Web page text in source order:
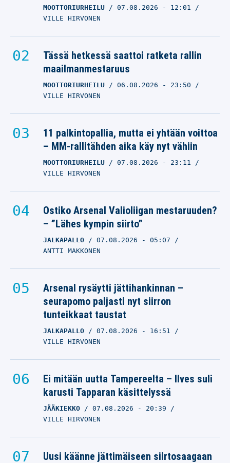
MOOTTORIURHEILU 07.08.2026 - 12:01
VILLE HIRVONEN
Tässä hetkessä saattoi ratketa rallin
maailmanmestaruus
MOOTTORIURHEILU 06.08.2026 - 23:50
VILLE HIRVONEN
11 palkintopallia, mutta ei yhtään voittoa
– MM-rallitähden aika käy nyt vähiin
MOOTTORIURHEILU 07.08.2026 - 23:11
VILLE HIRVONEN
Ostiko Arsenal Valioliigan mestaruuden?
– ”Lähes kympin siirto”
JALKAPALLO 07.08.2026 - 05:07
ANTTI MAKKONEN
Arsenal rysäytti jättihankinnan –
seurapomo paljasti nyt siirron
tunteikkaat taustat
JALKAPALLO 07.08.2026 - 16:51
VILLE HIRVONEN
Ei mitään uutta Tampereelta – Ilves suli
karusti Tapparan käsittelyssä
JÄÄKIEKKO 07.08.2026 - 20:39
VILLE HIRVONEN
Uusi käänne jättimäiseen siirtosaagaan